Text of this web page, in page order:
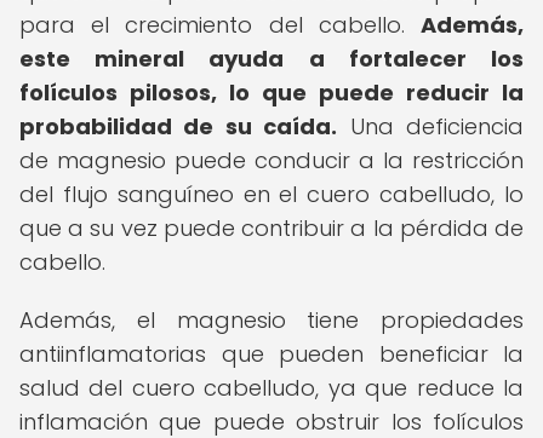
para el crecimiento del cabello. Además,
este mineral ayuda a fortalecer los
folículos pilosos, lo que puede reducir la
probabilidad de su caída. Una deficiencia
de magnesio puede conducir a la restricción
del flujo sanguíneo en el cuero cabelludo, lo
que a su vez puede contribuir a la pérdida de
cabello.
Además, el magnesio tiene propiedades
antiinflamatorias que pueden beneficiar la
salud del cuero cabelludo, ya que reduce la
inflamación que puede obstruir los folículos